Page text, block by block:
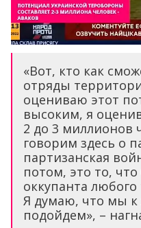
«Вот, кто как
отряды
оцениваю этот
высоким, я
2 до 3 миллионов
говорим здесь о
партизанская
потом, это то, что
оккупанта любого
Я думаю, что мы к
подойдем», –